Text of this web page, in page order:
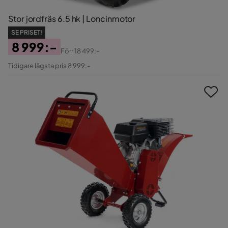
Stor jordfräs 6.5 hk | Loncinmotor
SE PRISET!
Pris
8 999:-
Original
Förr18 499:-
Tidigare lägsta pris 8 999:-